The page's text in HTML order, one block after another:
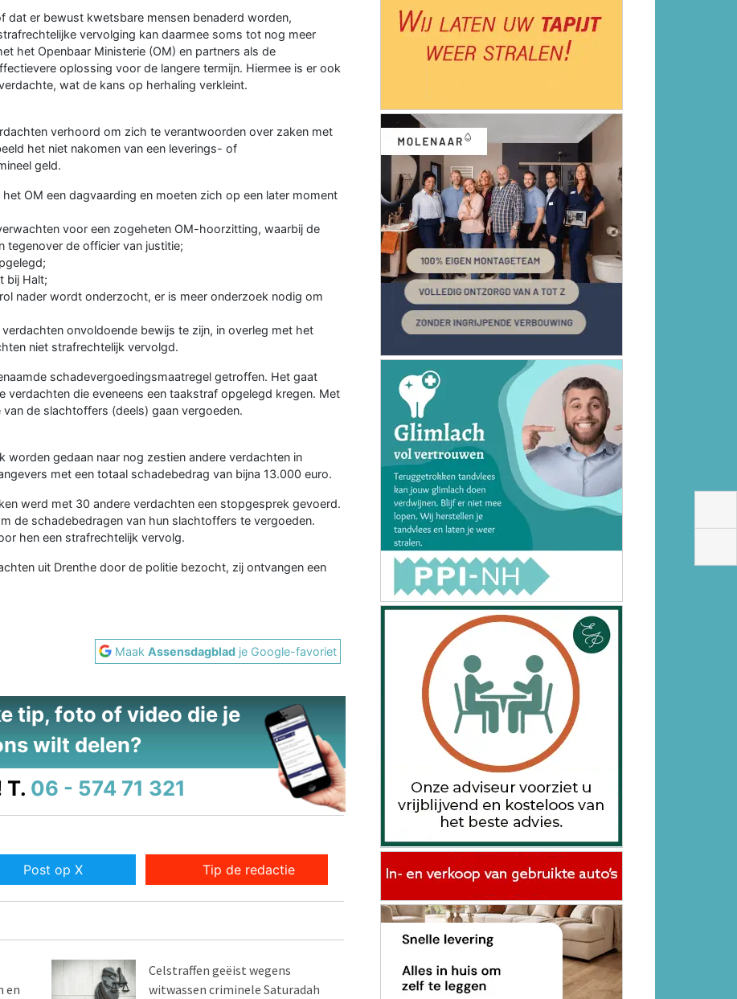
dat er bewust kwetsbare mensen benaderd worden,
vervolging kan daarmee soms tot nog meer
het Openbaar Ministerie (OM) en partners als de
oplossing voor de langere termijn. Hiermee is er ook
wat de kans op herhaling verkleint.
verhoord om zich te verantwoorden over zaken met
het niet nakomen van een leverings- of
geld.
OM een dagvaarding en moeten zich op een later moment
voor een zogeheten OM-hoorzitting, waarbij de
tegenover de officier van justitie;
bij Halt;
nader wordt onderzocht, er is meer onderzoek nodig om
onvoldoende bewijs te zijn, in overleg met het
niet strafrechtelijk vervolgd.
schadevergoedingsmaatregel getroffen. Het gaat
verdachten die eveneens een taakstraf opgelegd kregen. Met
de slachtoffers (deels) gaan vergoeden.
gedaan naar nog zestien andere verdachten in
met een totaal schadebedrag van bijna 13.000 euro.
werd met 30 andere verdachten een stopgesprek gevoerd.
de schadebedragen van hun slachtoffers te vergoeden.
hen een strafrechtelijk vervolg.
uit Drenthe door de politie bezocht, zij ontvangen een
MaakAssensdagblad je Google-favoriet
tip, foto of video die je
wilt delen?
T. 06 - 574 71 321
Post op X Tip de redactie
en
Celstraffen geëist wegens
witwassen criminele Saturadah